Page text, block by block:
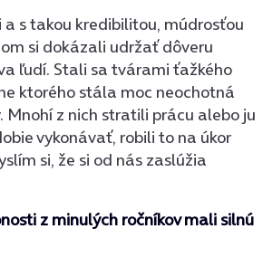
a s takou kredibilitou, múdrosťou
si dokázali udržať dôveru
ľudí. Stali sa tvárami ťažkého
ktorého stála moc neochotná
Mnohí z nich stratili prácu alebo ju
vykonávať, robili to na úkor
si, že si od nás zaslúžia
z minulých ročníkov mali silnú